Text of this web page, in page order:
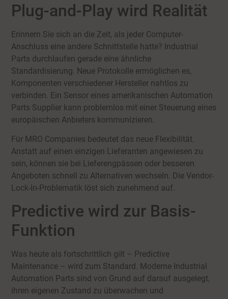
Plug-and-Play wird Realität
Erinnern Sie sich an die Zeit, als jeder Computer-
Anschluss eine andere Schnittstelle hatte? Industrial
Parts durchlaufen gerade eine ähnliche
Standardisierung. Neue Protokolle ermöglichen es,
Komponenten verschiedener Hersteller nahtlos zu
verbinden. Ein Sensor eines amerikanischen Automation
Parts Supplier kann problemlos mit einer Steuerung eines
europäischen Anbieters kommunizieren.
Für MRO Companies bedeutet das neue Flexibilität.
Anstatt auf einen einzigen Lieferanten angewiesen zu
sein, können sie bei Lieferengpässen oder besseren
Angeboten schnell zu Alternativen wechseln. Die Vendor-
Lock-In-Problematik löst sich zunehmend auf.
Predictive wird zur Basis-
Funktion
Was heute als fortschrittlich gilt – Predictive
Maintenance – wird zum Standard. Moderne Industrial
Automation Parts sind von Grund auf darauf ausgelegt,
ihren eigenen Zustand zu überwachen und